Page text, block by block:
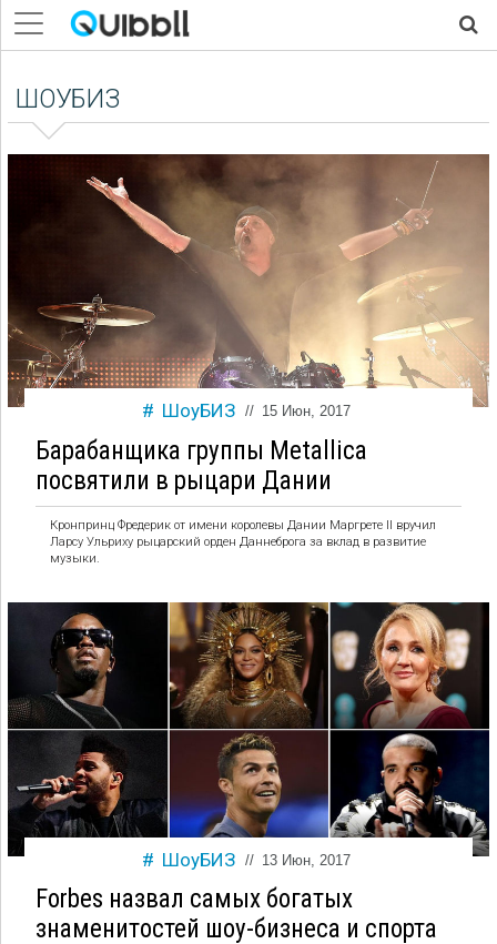
ШОУБИЗ
ШоуБИЗ // 15 Июн, 2017
Барабанщика группы Metallica
посвятили в рыцари Дании
Кронпринц Фредерик от имени королевы Дании Маргрете II вручил
Ларсу Ульриху рыцарский орден Даннеброга за вклад в развитие
музыки.
ШоуБИЗ // 13 Июн, 2017
Forbes назвал самых богатых
знаменитостей шоу-бизнеса и спорта